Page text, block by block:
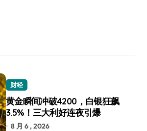
财经
黄金瞬间冲破4200，白银狂飙
3.5%！三大利好连夜引爆
8 月 6 , 2026